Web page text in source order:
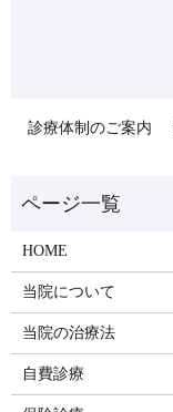
診療体制のご案内
HOME
当院について
当院の治療法
自費診療